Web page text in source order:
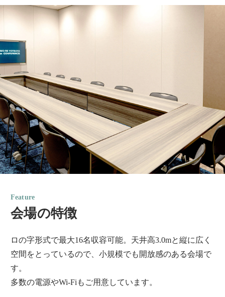
Feature
会場の特徴
ロの字形式で最大16名収容可能。天井高3.0mと縦に広く
空間をとっているので、小規模でも開放感のある会場で
す。
多数の電源やWi-Fiもご用意しています。